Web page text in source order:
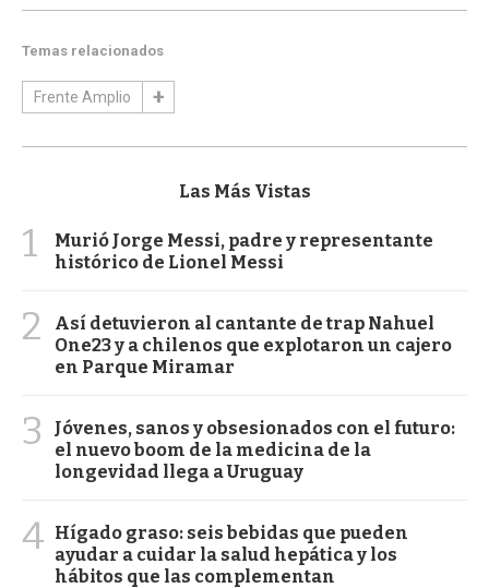
Temas relacionados
Frente Amplio
Las Más Vistas
1
Murió Jorge Messi, padre y representante
histórico de Lionel Messi
2
Así detuvieron al cantante de trap Nahuel
One23 y a chilenos que explotaron un cajero
en Parque Miramar
3
Jóvenes, sanos y obsesionados con el futuro:
el nuevo boom de la medicina de la
longevidad llega a Uruguay
4 Hígado graso: seis bebidas que pueden
ayudar a cuidar la salud hepática y los
hábitos que las complementan